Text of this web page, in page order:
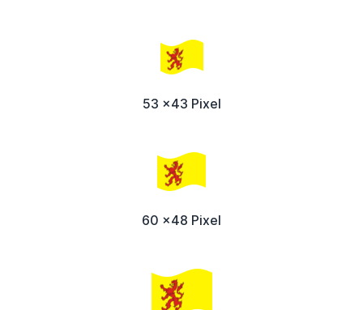
53 x43 Pixel
60 x48 Pixel